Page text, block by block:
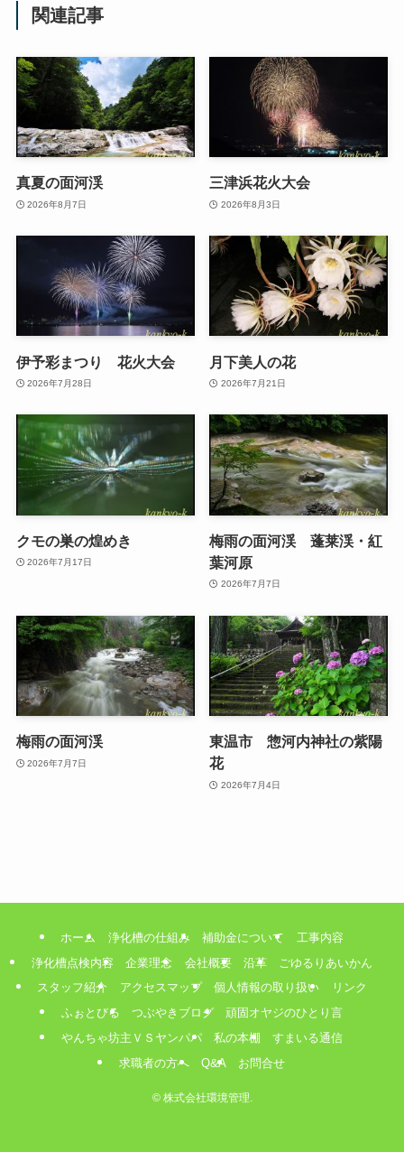
関連記事
真夏の面河渓
2026年8月7日
三津浜花火大会
2026年8月3日
伊予彩まつり 花火大会
2026年7月28日
月下美人の花
2026年7月21日
クモの巣の煌めき
2026年7月17日
梅雨の面河渓 蓬莱渓・紅
葉河原
2026年7月7日
梅雨の面河渓
2026年7月7日
東温市 惣河内神社の紫陽
花
2026年7月4日
ホーム 浄化槽の仕組み 補助金について
工事内容
浄化槽点検内容
企業理念 会社概要 沿革
ごゆるりあいかん
スタッフ紹介
アクセスマップ 個人情報の取り扱い
リンク
ふぉとびる
つぶやきブログ
頑固オヤジのひとり言
やんちゃ坊主ＶＳヤンパパ
私の本棚
すまいる通信
求職者の方へ
Q&A お問合せ
©株式会社環境管理.